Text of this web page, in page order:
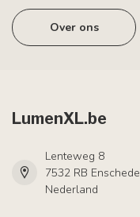
Over ons
LumenXL.be
Lenteweg 8
7532 RB Enschede
Nederland